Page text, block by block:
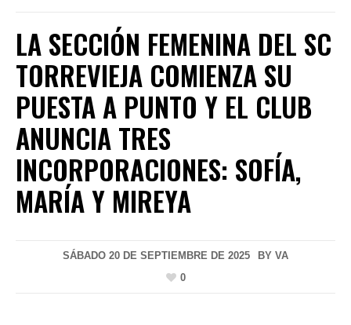
LA SECCIÓN FEMENINA DEL SC
TORREVIEJA COMIENZA SU
PUESTA A PUNTO Y EL CLUB
ANUNCIA TRES
INCORPORACIONES: SOFÍA,
MARÍA Y MIREYA
SÁBADO 20 DE SEPTIEMBRE DE 2025 BY VA
0